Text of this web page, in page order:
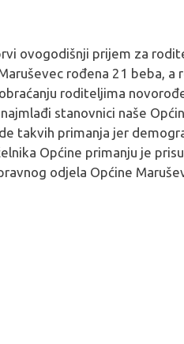
ovogodišnji prijem za
rođena 21 beba,
roditeljima
stanovnici naše
takvih primanja jer
Općine primanju je
odjela Općine